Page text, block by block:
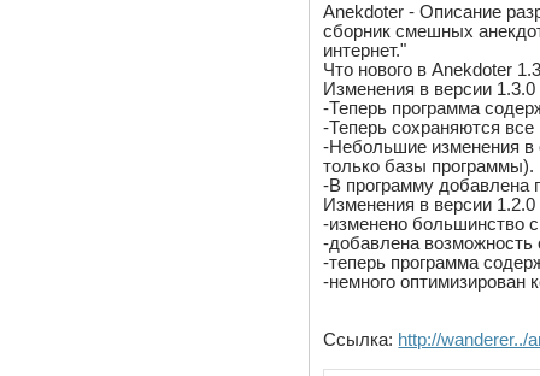
Anekdoter - Описание
сборник смешных
интернет."
Что нового в Anekdoter
Изменения в версии 1.3.0
-Теперь программа
-Теперь сохраняются все
-Небольшие изменения в
только базы программы).
-В программу добавлена
Изменения в версии 1.2.0
-изменено большинство
-добавлена возможность
-теперь программа
-немного оптимизирован
Ссылка: http://wanderer../